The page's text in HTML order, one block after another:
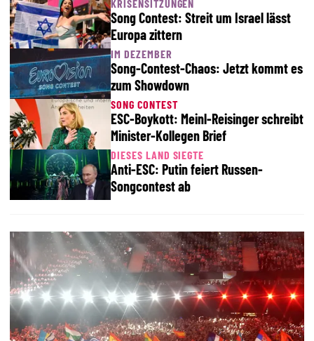
KRISENSITZUNGEN
Song Contest: Streit um Israel lässt
Europa zittern
IM DEZEMBER
Song-Contest-Chaos: Jetzt kommt es
zum Showdown
SONG CONTEST
ESC-Boykott: Meinl-Reisinger schreibt
Minister-Kollegen Brief
DIESES LAND SIEGTE
Anti-ESC: Putin feiert Russen-
Songcontest ab